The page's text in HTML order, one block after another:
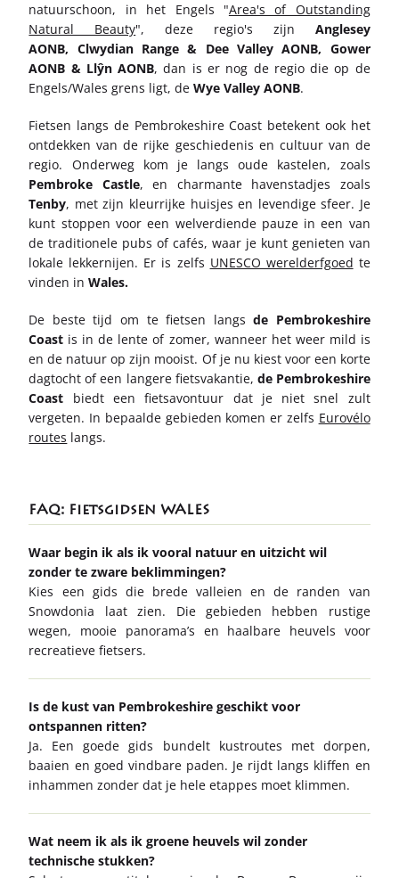
natuurschoon, in het Engels "Area's of Outstanding
Natural Beauty", deze regio's zijn Anglesey
AONB, Clwydian Range & Dee Valley AONB, Gower
AONB & Llŷn AONB, dan is er nog de regio die op de
Engels/Wales grens ligt, deWye Valley AONB.
Fietsen langs de Pembrokeshire Coast betekent ook het
ontdekken van de rijke geschiedenis en cultuur van de
regio. Onderweg kom je langs oude kastelen, zoals
Pembroke Castle, en charmante havenstadjes zoals
Tenby, met zijn kleurrijke huisjes en levendige sfeer. Je
kunt stoppen voor een welverdiende pauze in een van
de traditionele pubs of cafés, waar je kunt genieten van
lokale lekkernijen. Er is zelfs UNESCO werelderfgoed te
vinden in Wales.
De beste tijd om te fietsen langs de Pembrokeshire
Coast is in de lente of zomer, wanneer het weer mild is
en de natuur op zijn mooist. Of je nu kiest voor een korte
dagtocht of een langere fietsvakantie, de Pembrokeshire
Coast biedt een fietsavontuur dat je niet snel zult
vergeten. In bepaalde gebieden komen er zelfs Eurovélo
routes langs.
FAQ: Fietsgidsen WALES
Waar begin ik als ik vooral natuur en uitzicht wil
zonder te zware beklimmingen?
Kies een gids die brede valleien en de randen van
Snowdonia laat zien. Die gebieden hebben rustige
wegen, mooie panorama’s en haalbare heuvels voor
recreatieve fietsers.
Is de kust van Pembrokeshire geschikt voor
ontspannen ritten?
Ja. Een goede gids bundelt kustroutes met dorpen,
baaien en goed vindbare paden. Je rijdt langs kliffen en
inhammen zonder dat je hele etappes moet klimmen.
Wat neem ik als ik groene heuvels wil zonder
technische stukken?